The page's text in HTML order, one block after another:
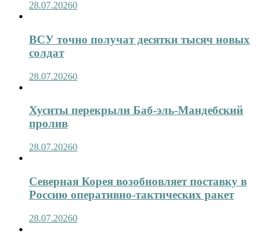
28.07.20260
ВСУ точно получат десятки тысяч новых
солдат
28.07.20260
Хуситы перекрыли Баб-эль-Мандебский
пролив
28.07.20260
Северная Корея возобновляет поставку в
Россию оперативно-тактических ракет
28.07.20260